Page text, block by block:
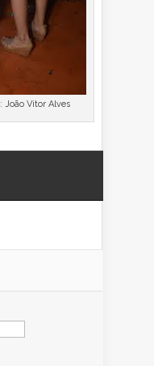
João Vitor Alves